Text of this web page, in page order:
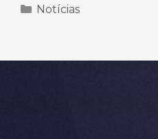
Categorias
Notícias